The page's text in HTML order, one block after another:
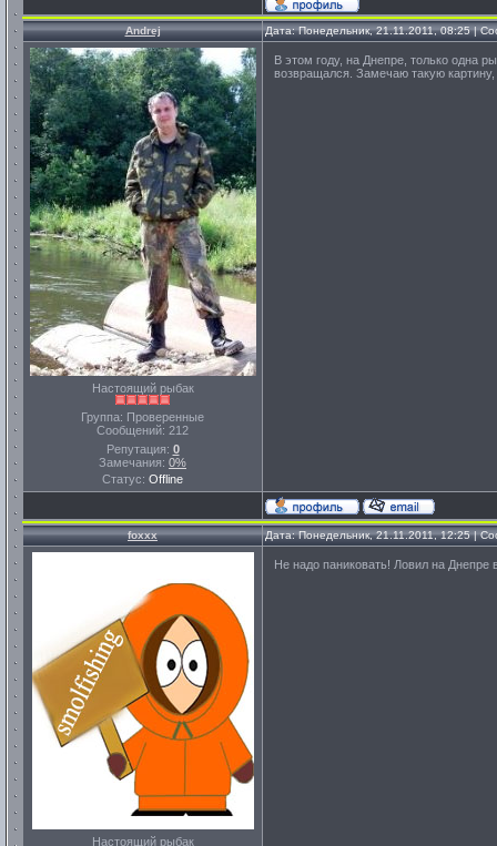
Andrej Дата: Понедельник, 21.11.2011, 08:25 |
Настоящий рыбак
Группа: Проверенные
Сообщений: 212
Репутация: 0
Замечания: 0%
Статус: Offline
В этом году, на Днепре, только одна
возвращался. Замечаю такую
foxxx Дата: Понедельник, 21.11.2011, 12:25 |
Настоящий рыбак
Не надо паниковать! Ловил на Днепре